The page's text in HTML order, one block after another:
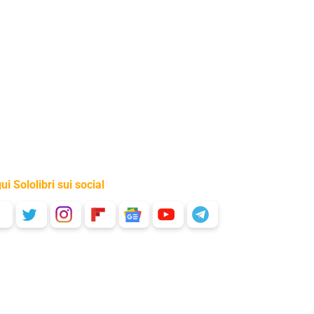
Sololibri sui social